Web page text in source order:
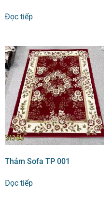
Đọc tiếp
Thảm Sofa TP 001
Đọc tiếp